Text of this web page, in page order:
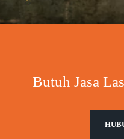
Butuh Jasa